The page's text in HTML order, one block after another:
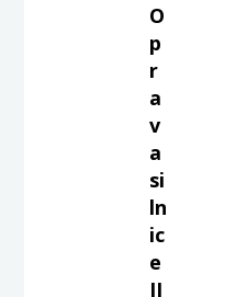
O
p
r
a
v
a
si
ln
ic
e
II